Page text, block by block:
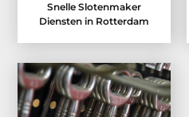
Snelle Slotenmaker
Diensten in Rotterdam